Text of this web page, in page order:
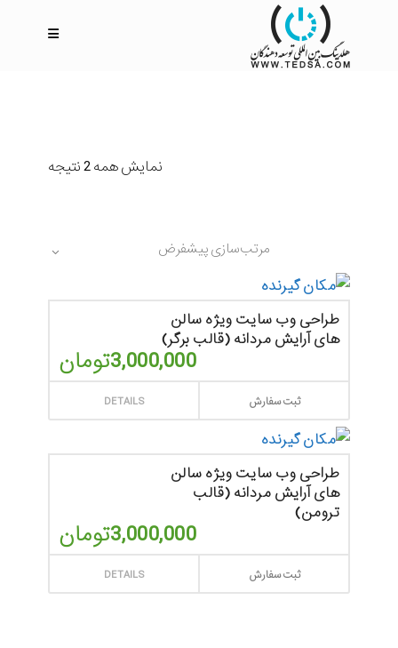
نمایش همه 2 نتیجه
مرتب‌سازی پیشفرض
طراحی وب سایت ویژه سالن
های آرایش مردانه (قالب برگر)
3,000,000تومان
DETAILS ثبت سفارش
طراحی وب سایت ویژه سالن
های آرایش مردانه (قالب
ترومن)
3,000,000تومان
DETAILS ثبت سفارش